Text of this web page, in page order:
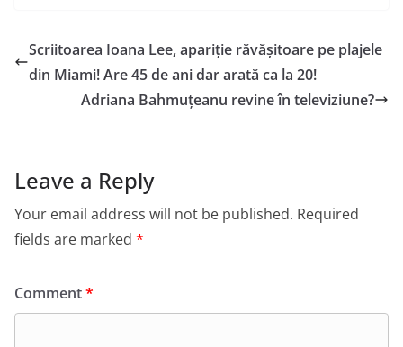
Scriitoarea Ioana Lee, apariție răvășitoare pe plajele
din Miami! Are 45 de ani dar arată ca la 20!
Adriana Bahmuțeanu revine în televiziune?
Leave a Reply
Your email address will not be published. Required
fields are marked *
Comment*